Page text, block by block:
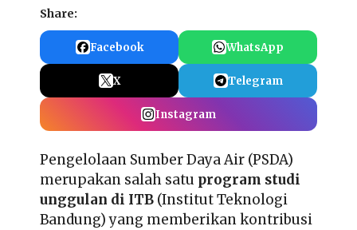
Share:
Facebook WhatsApp
X Telegram
Instagram
Pengelolaan Sumber Daya Air (PSDA)
merupakan salah satu program studi
unggulan di ITB (Institut Teknologi
Bandung) yang memberikan kontribusi